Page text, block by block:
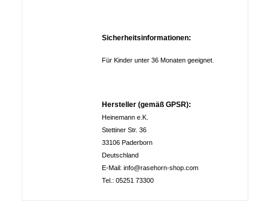
Sicherheitsinformationen:
Für Kinder unter 36 Monaten geeignet.
Hersteller (gemäß GPSR):
Heinemann e.K.
Stettiner Str. 36
33106 Paderborn
Deutschland
E-Mail: info@rasehorn-shop.com
Tel.: 05251 73300